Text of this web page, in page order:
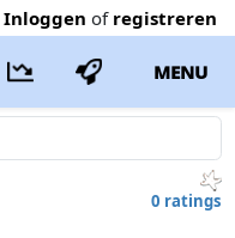
Inloggen of registreren
MENU
0 ratings